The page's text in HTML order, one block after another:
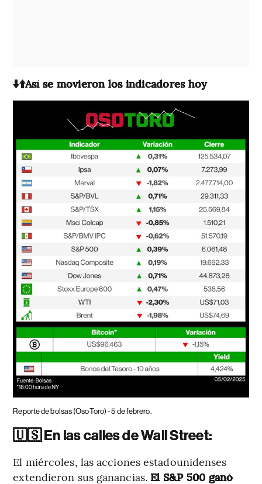
⬇️⬆️Así se movieron los indicadores hoy
Reporte de bolsas (OsoToro) - 5 de febrero.
🇺🇸 En las calles de Wall Street:
El miércoles, las acciones estadounidenses
extendieron sus ganancias. El S&P 500 ganó